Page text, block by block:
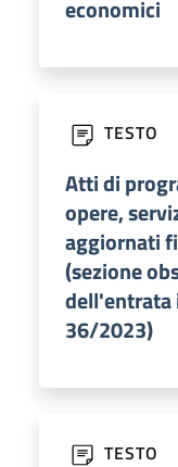
economici
TESTO
Atti di
opere,
aggiornati
(sezione
dell'entrata
36/2023)
TESTO